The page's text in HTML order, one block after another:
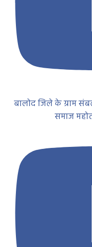
बालोद जिले के ग्राम
समाज